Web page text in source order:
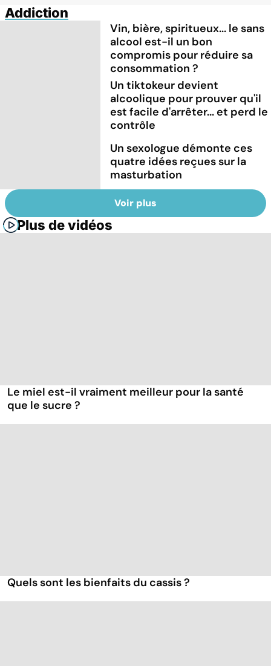
Addiction
Vin, bière, spiritueux... le sans
alcool est-il un bon
compromis pour réduire sa
consommation ?
Un tiktokeur devient
alcoolique pour prouver qu'il
est facile d'arrêter... et perd le
contrôle
Un sexologue démonte ces
quatre idées reçues sur la
masturbation
Voir plus
Plus de vidéos
Le miel est-il vraiment meilleur pour la santé
que le sucre ?
Quels sont les bienfaits du cassis ?